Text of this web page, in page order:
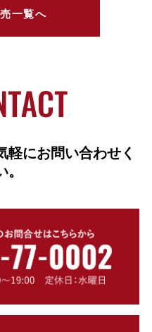
一覧へ
軽にお問い合わせく
。